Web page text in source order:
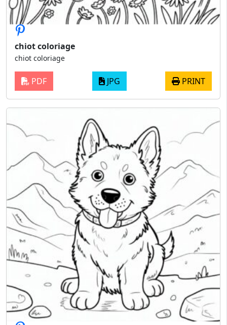
chiot coloriage
chiot coloriage
PDF JPG PRINT